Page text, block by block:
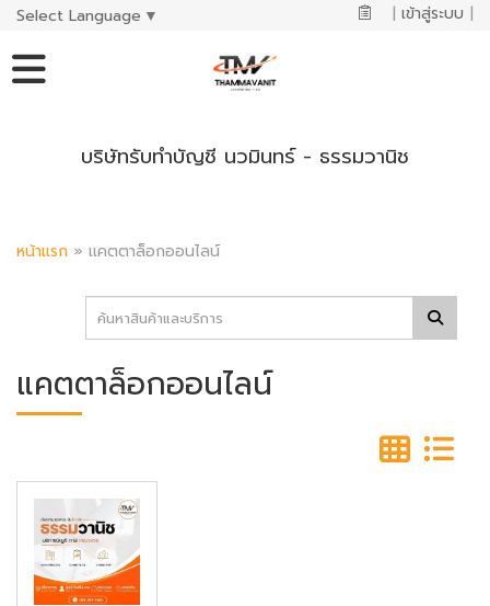
Select Language ▼ | เข้าสู่ระบบ |
บริษัทรับทำบัญชี นวมินทร์ - ธรรมวานิช
หน้าแรก » แคตตาล็อกออนไลน์
แคตตาล็อกออนไลน์